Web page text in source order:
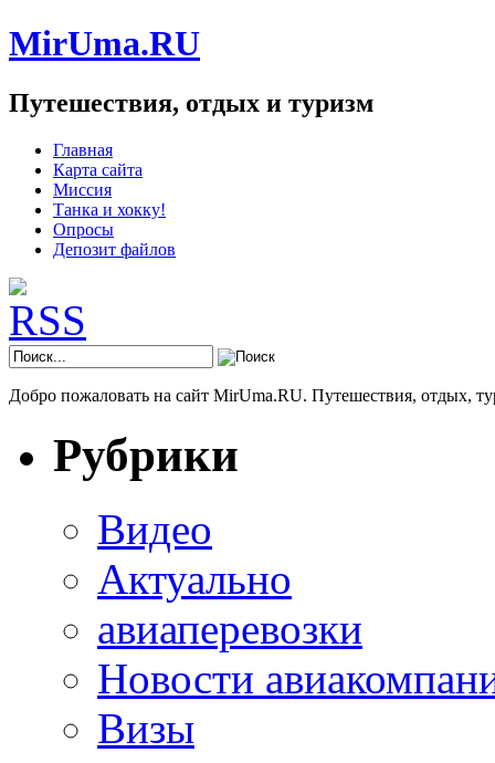
MirUma.RU
Путешествия, отдых и туризм
Главная
Карта сайта
Миссия
Танка и хокку!
Опросы
Депозит файлов
Добро пожаловать на сайт MirUma.RU. Путешествия, отдых,
Рубрики
Видео
Актуально
авиаперевозки
Новости
Визы